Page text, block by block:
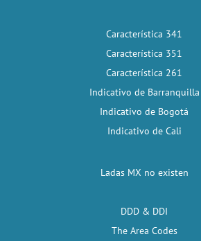
Característica 341
Característica 351
Característica 261
Indicativo de Barranquilla
Indicativo de Bogotá
Indicativo de Cali
Ladas MX no existen
DDD & DDI
The Area Codes